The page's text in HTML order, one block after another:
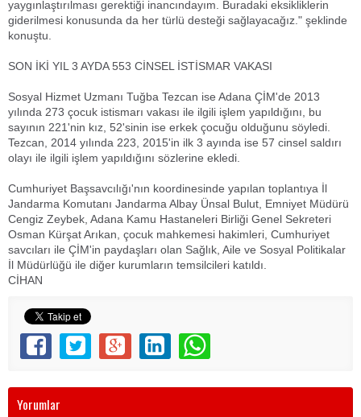
yaygınlaştırılması gerektiği inancındayım. Buradaki eksikliklerin
giderilmesi konusunda da her türlü desteği sağlayacağız." şeklinde
konuştu.
SON İKİ YIL 3 AYDA 553 CİNSEL İSTİSMAR VAKASI
Sosyal Hizmet Uzmanı Tuğba Tezcan ise Adana ÇİM'de 2013
yılında 273 çocuk istismarı vakası ile ilgili işlem yapıldığını, bu
sayının 221'nin kız, 52'sinin ise erkek çocuğu olduğunu söyledi.
Tezcan, 2014 yılında 223, 2015'in ilk 3 ayında ise 57 cinsel saldırı
olayı ile ilgili işlem yapıldığını sözlerine ekledi.
Cumhuriyet Başsavcılığı'nın koordinesinde yapılan toplantıya İl
Jandarma Komutanı Jandarma Albay Ünsal Bulut, Emniyet Müdürü
Cengiz Zeybek, Adana Kamu Hastaneleri Birliği Genel Sekreteri
Osman Kürşat Arıkan, çocuk mahkemesi hakimleri, Cumhuriyet
savcıları ile ÇİM'in paydaşları olan Sağlık, Aile ve Sosyal Politikalar
İl Müdürlüğü ile diğer kurumların temsilcileri katıldı.
CİHAN
Yorumlar